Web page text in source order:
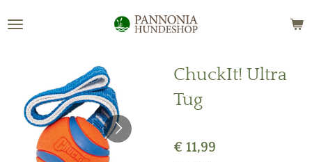
ChuckIt! Ultra
Tug
€ 11,99